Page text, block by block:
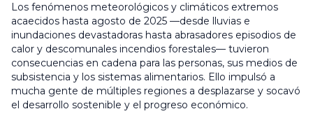
Los fenómenos meteorológicos y climáticos extremos
acaecidos hasta agosto de 2025 —desde lluvias e
inundaciones devastadoras hasta abrasadores episodios de
calor y descomunales incendios forestales— tuvieron
consecuencias en cadena para las personas, sus medios de
subsistencia y los sistemas alimentarios. Ello impulsó a
mucha gente de múltiples regiones a desplazarse y socavó
el desarrollo sostenible y el progreso económico.